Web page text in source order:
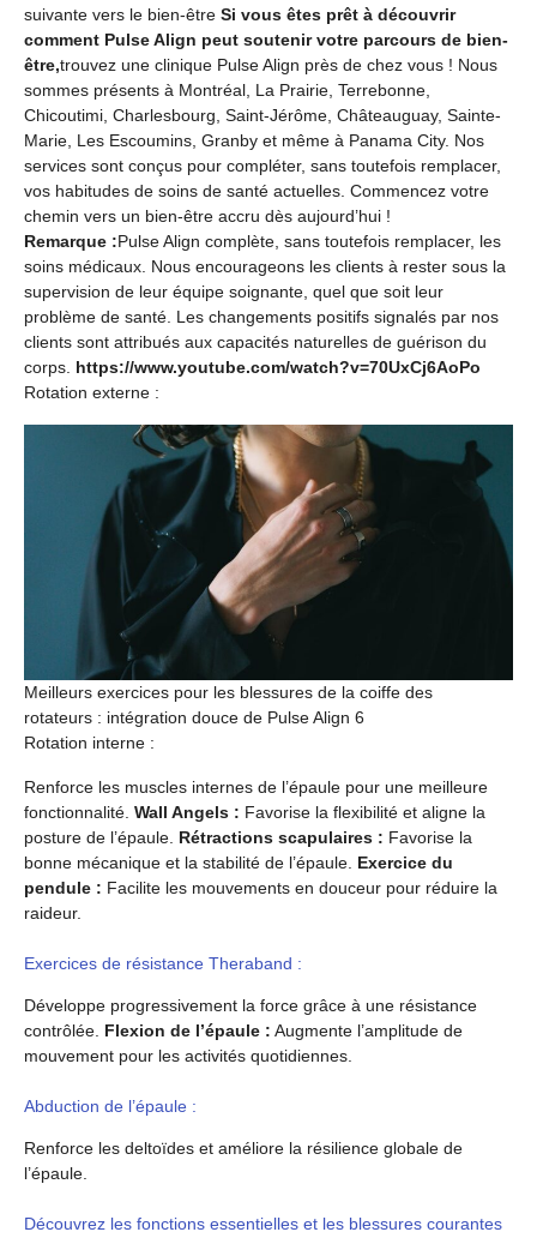
suivante vers le bien-être Si vous êtes prêt à découvrir
comment Pulse Align peut soutenir votre parcours de bien-
être,trouvez une clinique Pulse Align près de chez vous ! Nous
sommes présents à Montréal, La Prairie, Terrebonne,
Chicoutimi, Charlesbourg, Saint-Jérôme, Châteauguay, Sainte-
Marie, Les Escoumins, Granby et même à Panama City. Nos
services sont conçus pour compléter, sans toutefois remplacer,
vos habitudes de soins de santé actuelles. Commencez votre
chemin vers un bien-être accru dès aujourd’hui !
Remarque :Pulse Align complète, sans toutefois remplacer, les
soins médicaux. Nous encourageons les clients à rester sous la
supervision de leur équipe soignante, quel que soit leur
problème de santé. Les changements positifs signalés par nos
clients sont attribués aux capacités naturelles de guérison du
corps. https://www.youtube.com/watch?v=70UxCj6AoPo
Rotation externe :
Meilleurs exercices pour les blessures de la coiffe des
rotateurs : intégration douce de Pulse Align 6
Rotation interne :
Renforce les muscles internes de l’épaule pour une meilleure
fonctionnalité. Wall Angels : Favorise la flexibilité et aligne la
posture de l’épaule. Rétractions scapulaires : Favorise la
bonne mécanique et la stabilité de l’épaule. Exercice du
pendule : Facilite les mouvements en douceur pour réduire la
raideur.
Exercices de résistance Theraband :
Développe progressivement la force grâce à une résistance
contrôlée. Flexion de l’épaule : Augmente l’amplitude de
mouvement pour les activités quotidiennes.
Abduction de l’épaule :
Renforce les deltoïdes et améliore la résilience globale de
l’épaule.
Découvrez les fonctions essentielles et les blessures courantes